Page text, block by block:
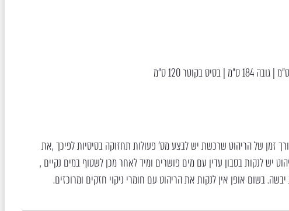
זמן של הריהוט שרכשת יש לבצע מס’ פעולות תחזוקה בסיסיות לפיכך ,את
יש לנקות בסבון עדין עם מים פושרים ומיד לאחר מכן לשטוף במים נקיים ,
בשום אופן אין לנקות את הריהוט עם חומרי ניקוי חזקים ומרוכזים.